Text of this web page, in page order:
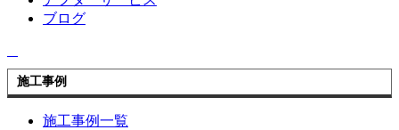
ブログ
施工事例
施工事例一覧